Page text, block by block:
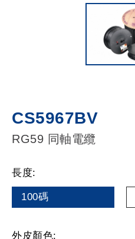
CS5967BV
RG59 同軸電纜
長度:
100碼
外皮顏色: